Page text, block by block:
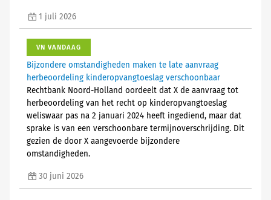
1 juli 2026
VN VANDAAG
Bijzondere omstandigheden maken te late aanvraag
herbeoordeling kinderopvangtoeslag verschoonbaar
Rechtbank Noord-Holland oordeelt dat X de aanvraag tot
herbeoordeling van het recht op kinderopvangtoeslag
weliswaar pas na 2 januari 2024 heeft ingediend, maar dat
sprake is van een verschoonbare termijnoverschrijding. Dit
gezien de door X aangevoerde bijzondere
omstandigheden.
30 juni 2026